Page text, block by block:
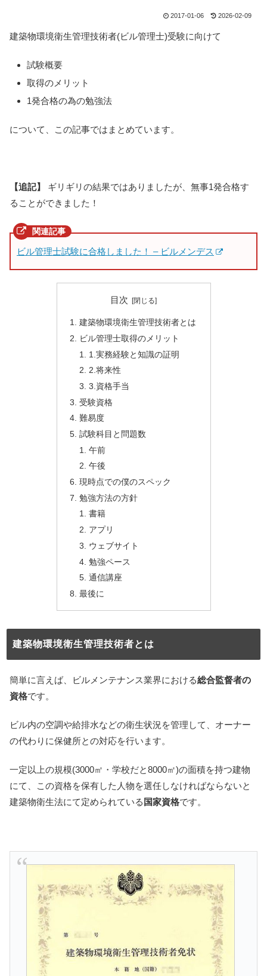
2017-01-06 2026-02-09
建築物環境衛生管理技術者(ビル管理士)受験に向けて
試験概要
取得のメリット
1発合格の為の勉強法
について、この記事ではまとめています。
【追記】
ギリギリの結果ではありましたが、無事1発合格す
ることができました！
ビル管理士試験に合格しました！ – ビルメンデス
目次
建築物環境衛生管理技術者とは
ビル管理士取得のメリット
1.実務経験と知識の証明
2.将来性
3.資格手当
受験資格
難易度
試験科目と問題数
午前
午後
現時点での僕のスペック
勉強方法の方針
書籍
アプリ
ウェブサイト
勉強ペース
通信講座
最後に
建築物環境衛生管理技術者とは
簡単に言えば、ビルメンテナンス業界における総合監督者の
資格です。
ビル内の空調や給排水などの衛生状況を管理して、オーナー
の代わりに保健所との対応を行います。
一定以上の規模(3000㎡・学校だと8000㎡)の面積を持つ建物
にて、この資格を保有した人物を選任しなければならないと
建築物衛生法にて定められている 国家資格です。